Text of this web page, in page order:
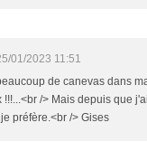
01/2023 11:51
de canevas dans
!!!...<br /> Mais depuis que
préfère.<br /> Gises